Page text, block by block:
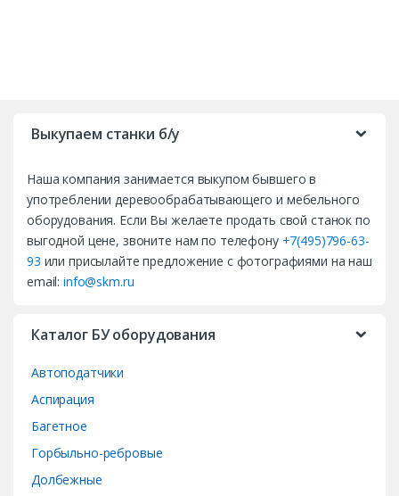
Выкупаем станки б/у
Наша компания занимается выкупом бывшего в
употреблении деревообрабатывающего и мебельного
оборудования. Если Вы желаете продать свой станок по
выгодной цене, звоните нам по телефону +7(495)796-63-
93 или присылайте предложение с фотографиями на наш
email:info@skm.ru
Каталог БУ оборудования
Автоподатчики
Аспирация
Багетное
Горбыльно-ребровые
Долбежные